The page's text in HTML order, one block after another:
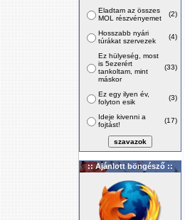
Eladtam az összes
MOL részvényemet
(2)
Hosszabb nyári
túrákat szervezek
(4)
Ez hülyeség, most
is 5ezerért
tankoltam, mint
máskor
(33)
Ez egy ilyen év,
folyton esik
(3)
Ideje kivenni a
fojtást!
(17)
:: Ajánlott böngésző ::